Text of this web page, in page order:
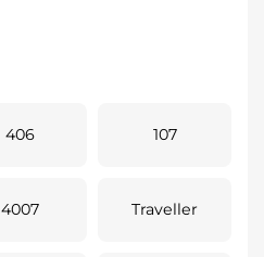
406 107
4007 Traveller